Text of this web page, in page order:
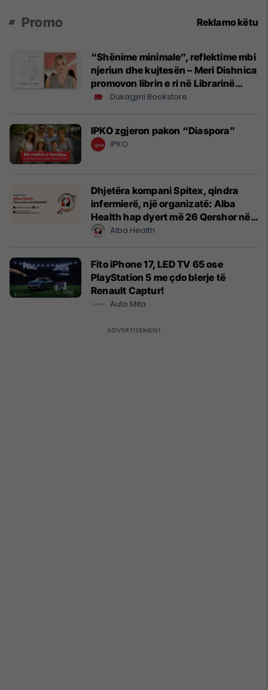
Promo Reklamo këtu
“Shënime minimale”, reflektime mbi
njeriun dhe kujtesën – Meri Dishnica
promovon librin e ri në Librarinë
Dukagjini
Dukagjini Bookstore
IPKO zgjeron pakon “Diaspora”
IPKO
Dhjetëra kompani Spitex, qindra
infermierë, një organizatë: Alba
Health hap dyert më 26 Qershor në
CyrihAlba Health
Fito iPhone 17, LED TV 65 ose
PlayStation 5 me çdo blerje të
Renault Captur!
Auto Mita